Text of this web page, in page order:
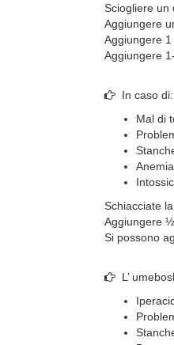
Sciogliere un
Aggiungere
Aggiungere
Aggiungere
In caso di:
Mal di
Schiacciate
Aggiungere
Si possono
L’